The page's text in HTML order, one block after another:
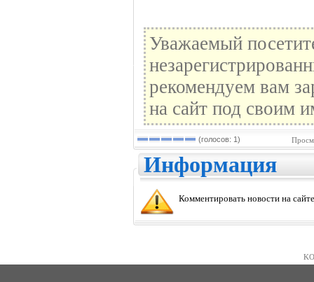
Уважаемый
рекомендуем вам
на сайт под своим
(голосов: 1)
Информация
Комментировать новости на